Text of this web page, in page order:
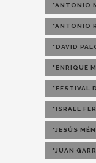
"ANTONIO
"ANTONIO
"DAVID
"ENRIQUE
"FESTIVAL
"ISRAEL
"JESÚS
"JUAN